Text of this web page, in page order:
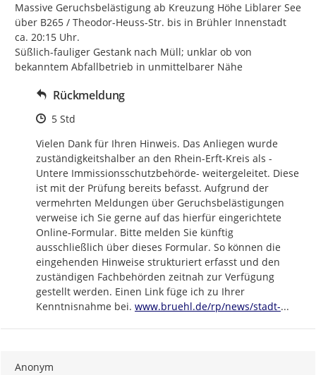
Massive Geruchsbelästigung ab Kreuzung Höhe Liblarer See
über B265 / Theodor-Heuss-Str. bis in Brühler Innenstadt
ca. 20:15 Uhr.
Süßlich-fauliger Gestank nach Müll; unklar ob von
bekanntem Abfallbetrieb in unmittelbarer Nähe
Rückmeldung
Zeitpunkt des Erstellens
5 Std
Vielen Dank für Ihren Hinweis. Das Anliegen wurde
zuständigkeitshalber an den Rhein-Erft-Kreis als -
Untere Immissionsschutzbehörde- weitergeleitet. Diese
ist mit der Prüfung bereits befasst. Aufgrund der
vermehrten Meldungen über Geruchsbelästigungen
verweise ich Sie gerne auf das hierfür eingerichtete
Online-Formular. Bitte melden Sie künftig
ausschließlich über dieses Formular. So können die
eingehenden Hinweise strukturiert erfasst und den
zuständigen Fachbehörden zeitnah zur Verfügung
gestellt werden. Einen Link füge ich zu Ihrer
Kenntnisnahme bei. https://
www.bruehl.de/rp/news/stadt-...
Anonym